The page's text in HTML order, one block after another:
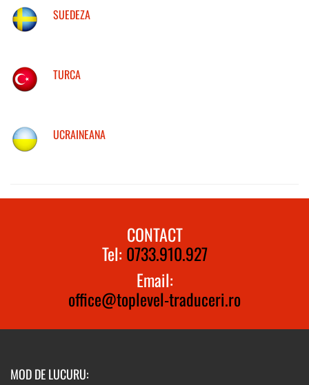
SUEDEZA
TURCA
UCRAINEANA
CONTACT
Tel: 0733.910.927
Email:
office@toplevel-traduceri.ro
MOD DE LUCURU: